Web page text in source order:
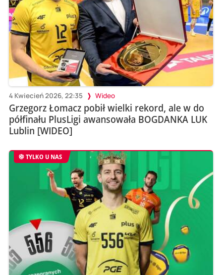
4 Kwiecień 2026, 22:35 Wideo
Grzegorz Łomacz pobił wielki rekord, ale w do
półfinału PlusLigi awansowała BOGDANKA LUK
Lublin [WIDEO]
TYLKO U NAS